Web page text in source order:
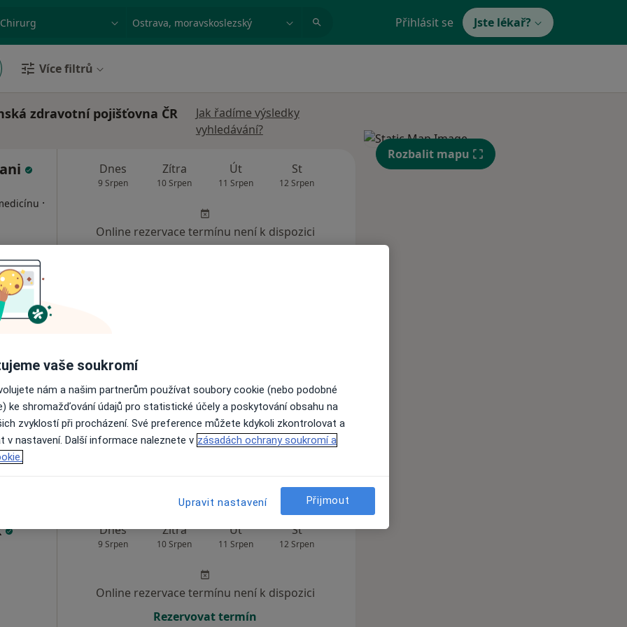
nemoc nebo příjmení Přihlásit se Jste lékař?
Více filtrů
zdravotní pojišťovna ČR
Jak řadíme výsledky
vyhledávání?
·
Dnes
9 Srpen
Zítra
10 Srpen
Út
11 Srpen
St
12 Srpen
Pá So
Online rezervace termínu není k dispozici
9 Srpen
Online rezervace termínu není k dispozici
Rezervovat termín
Dnes
9 Srpen
Zítra
10 Srpen
Út
11 Srpen
St
12 Srpen
Čt
Online rezervace termínu není k dispozici
Rezervovat termín
Rozbalit mapu
vaše soukromí
nám a našim partnerům používat soubory cookie (nebo podobné
ke shromažďování údajů pro statistické účely a poskytování obsahu na
zvyklostí při procházení. Své preference můžete kdykoli zkontrolovat a
v nastavení. Další informace naleznete v zásadách ochrany soukromí a
Upravit nastavení Přijmout